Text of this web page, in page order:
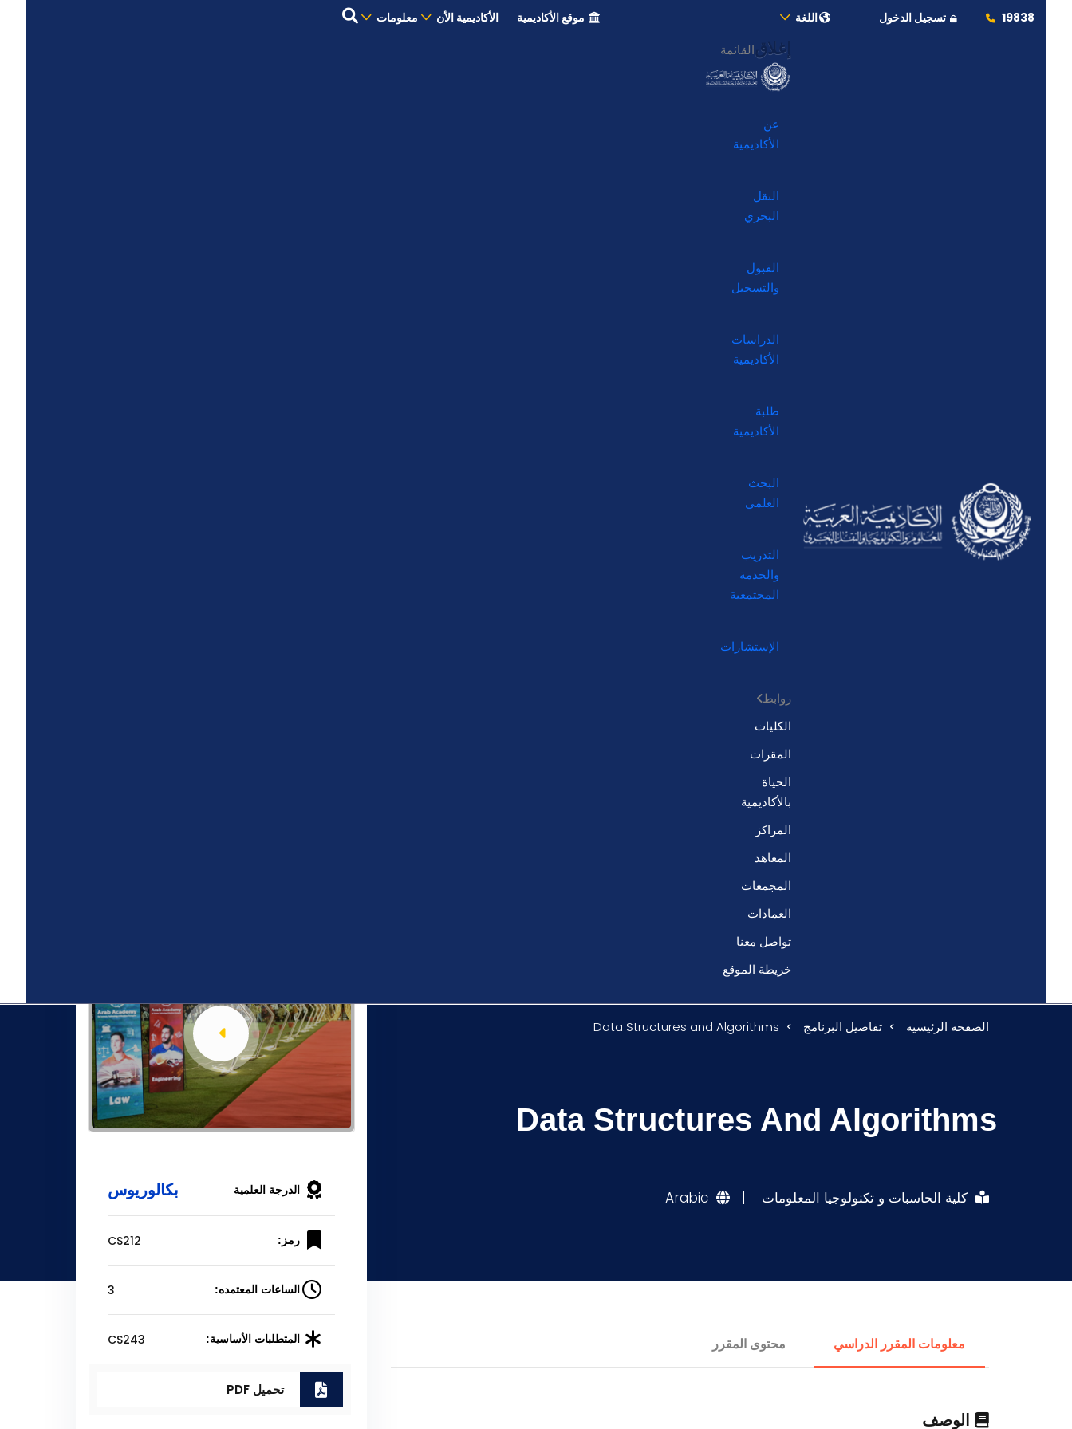
19838 تسجيل الدخول اللغة موقع الأكاديمية الأكاديمية الأن معلومات
إغلاق القائمة
عن
الأكاديمية
النقل
البحري
القبول
والتسجيل
الدراسات
الأكاديمية
طلبة
الأكاديمية
البحث
العلمي
التدريب
والخدمة
المجتمعية
الإستشارات
روابط
الكليات
المقرات
الحياة
بالأكاديمية
المراكز
المعاهد
المجمعات
العمادات
تواصل معنا
خريطة الموقع
الصفحه الرئيسيه تفاصيل البرنامج Data Structures and Algorithms
Data Structures And Algorithms
كلية الحاسبات و تكنولوجيا المعلومات |
Arabic
معلومات المقرر الدراسي محتوى المقرر
الوصف
الدرجة العلمية بكالوريوس
رمز: CS212
الساعات المعتمده: 3
المتطلبات الأساسية: CS243
تحميل PDF